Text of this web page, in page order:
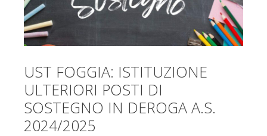
UST FOGGIA: ISTITUZIONE
ULTERIORI POSTI DI
SOSTEGNO IN DEROGA A.S.
2024/2025